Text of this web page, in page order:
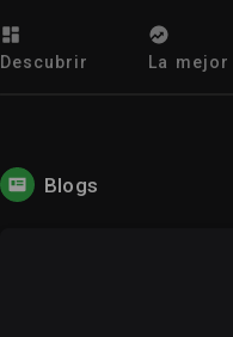
Descubrir La
Blogs